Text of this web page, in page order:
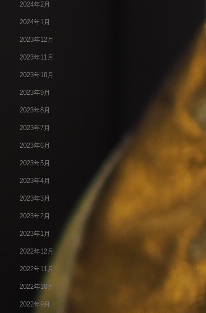
2024年2月
2024年1月
2023年12月
2023年11月
2023年10月
2023年9月
2023年8月
2023年7月
2023年6月
2023年5月
2023年4月
2023年3月
2023年2月
2023年1月
2022年12月
2022年11月
2022年10月
2022年9月